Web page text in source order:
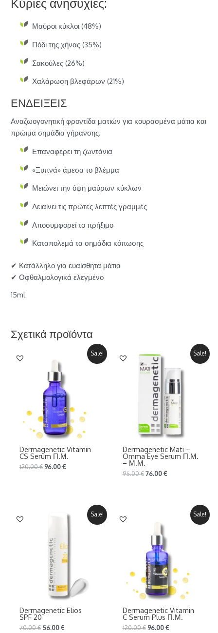
Μαύροι κύκλοι (48%)
Πόδι της χήνας (35%)
Σακούλες (26%)
Χαλάρωση βλεφάρων (21%)
ΕΝΔΕΙΞΕΙΣ
Αναζωογονητική φροντίδα ματιών για κουρασμένα μάτια και
πρώιμα σημάδια γήρανσης.
Επαναφέρει τη ζωντάνια
«Ξυπνά» άμεσα το βλέμμα
Μειώνει την όψη μαύρων κύκλων
Λειαίνει τις πρώτες λεπτές γραμμές
Αποσυμφορεί το πρήξιμο
Καταπολεμά τα σημάδια κόπωσης
✔ Κατάλληλο για ευαίσθητα μάτια
✔ Οφθαλμολογικά ελεγμένο
15ml
Σχετικά προϊόντα
Sale!
Dermagenetic Vitamin
CS Serum Π.Μ.
120.00€ 96.00€
Sale!
Dermagenetic Mati –
Omma Eye Serum Π.Μ.
– Μ.Μ.
95.00€ 76.00€
Sale!
Dermagenetic Elios
SPF 20
70.00€ 56.00€
Sale!
Dermagenetic Vitamin
C Serum Plus Π.Μ.
120.00€ 96.00€